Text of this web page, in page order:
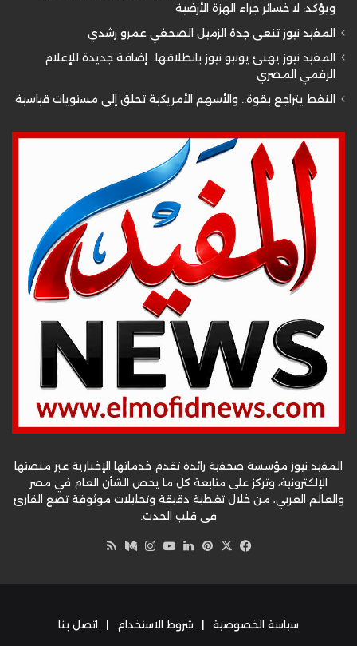
ويؤكد: لا خسائر جراء الهزة الأرضية
المفيد نيوز تنعى جدة الزميل الصحفي عمرو رشدي
المفيد نيوز يهنئ يونيو نيوز بانطلاقها.. إضافة جديدة للإعلام
الرقمي المصري
النفط يتراجع بقوة.. والأسهم الأمريكية تحلق إلى مستويات قياسية
المفيد نيوز مؤسسة صحفية رائدة تقدم خدماتها الإخبارية عبر منصتها
الإلكترونية، وتركز على متابعة كل ما يخص الشأن العام في مصر
والعالم العربي، من خلال تغطية دقيقة وتحليلات موثوقة تضع القارئ
في قلب الحدث.
فيسبوك
‫X بينتيريست
لينكدإن‫YouTube
انستقرام
وسط
سياسة الخصوصية | شروط الاستخدام | اتصل بنا